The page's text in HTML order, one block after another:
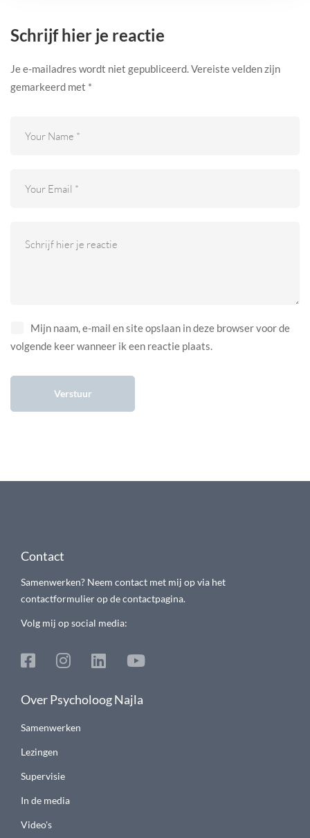
Schrijf hier je reactie
Je e-mailadres wordt niet gepubliceerd.Vereiste velden zijn
gemarkeerd met *
Mijn naam, e-mail en site opslaan in deze browser voor de
volgende keer wanneer ik een reactie plaats.
Contact
Samenwerken? Neem contact met mij op via het
contactformulier op de contactpagina.
Volg mij op social media:
Over Psycholoog Najla
Samenwerken
Lezingen
Supervisie
In de media
Video's